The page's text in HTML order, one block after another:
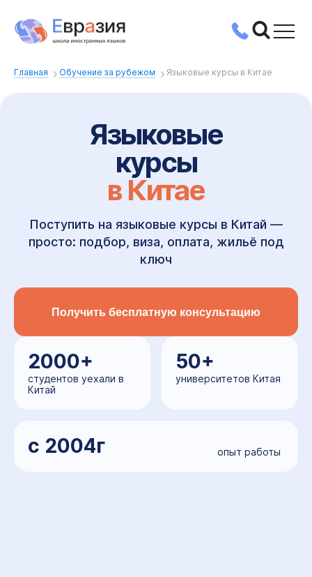
Главная Обучение за рубежом Языковые курсы в Китае
Языковые
курсы
в Китае
Поступить на языковые курсы в Китай —
просто: подбор, виза, оплата, жильё под
ключ
Получить бесплатную консультацию
2000+
студентов уехали в
Китай
50+
университетов Китая
c 2004г опыт работы